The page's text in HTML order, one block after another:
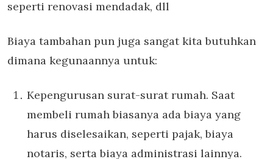
seperti renovasi mendadak, dll
Biaya tambahan pun juga sangat kita butuhkan
dimana kegunaannya untuk:
Kepengurusan surat-surat rumah. Saat
membeli rumah biasanya ada biaya yang
harus diselesaikan, seperti pajak, biaya
notaris, serta biaya administrasi lainnya.